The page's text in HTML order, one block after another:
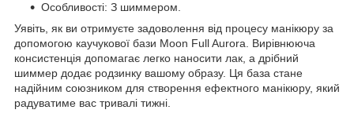
Особливості: З шиммером.
Уявіть, як ви отримуєте задоволення від процесу манікюру за
допомогою каучукової бази Moon Full Aurora. Вирівнююча
консистенція допомагає легко наносити лак, а дрібний
шиммер додає родзинку вашому образу. Ця база стане
надійним союзником для створення ефектного манікюру, який
радуватиме вас тривалі тижні.